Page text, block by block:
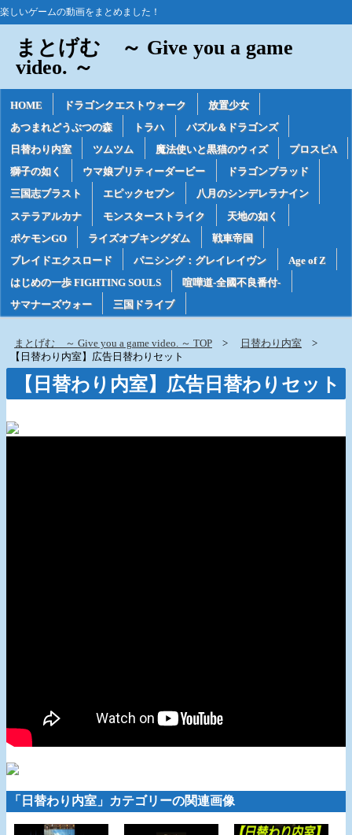
楽しいゲームの動画をまとめました！
まとげむ ～ Give you a game
video. ～
HOME ドラゴンクエストウォーク
放置少女
あつまれどうぶつの森
トラハ
パズル＆ドラゴンズ
日替わり内室
ツムツム 魔法使いと黒猫のウィズ
プロスピA
獅子の如く
ウマ娘プリティーダービー
ドラゴンブラッド
三国志ブラスト
エピックセブン
八月のシンデレラナイン
ステラアルカナ
モンスターストライク
天地の如く
ポケモンGO
ライズオブキングダム
戦車帝国
ブレイドエクスロード
パニシング：グレイレイヴン
Age of Z
はじめの一歩 FIGHTING SOULS
喧嘩道-全國不良番付-
サマナーズウォー
三国ドライブ
まとげむ ～ Give you a game video. ～ TOP
日替わり内室
【日替わり内室】広告日替わりセット
【日替わり内室】広告日替わりセット
「日替わり内室」カテゴリーの関連画像